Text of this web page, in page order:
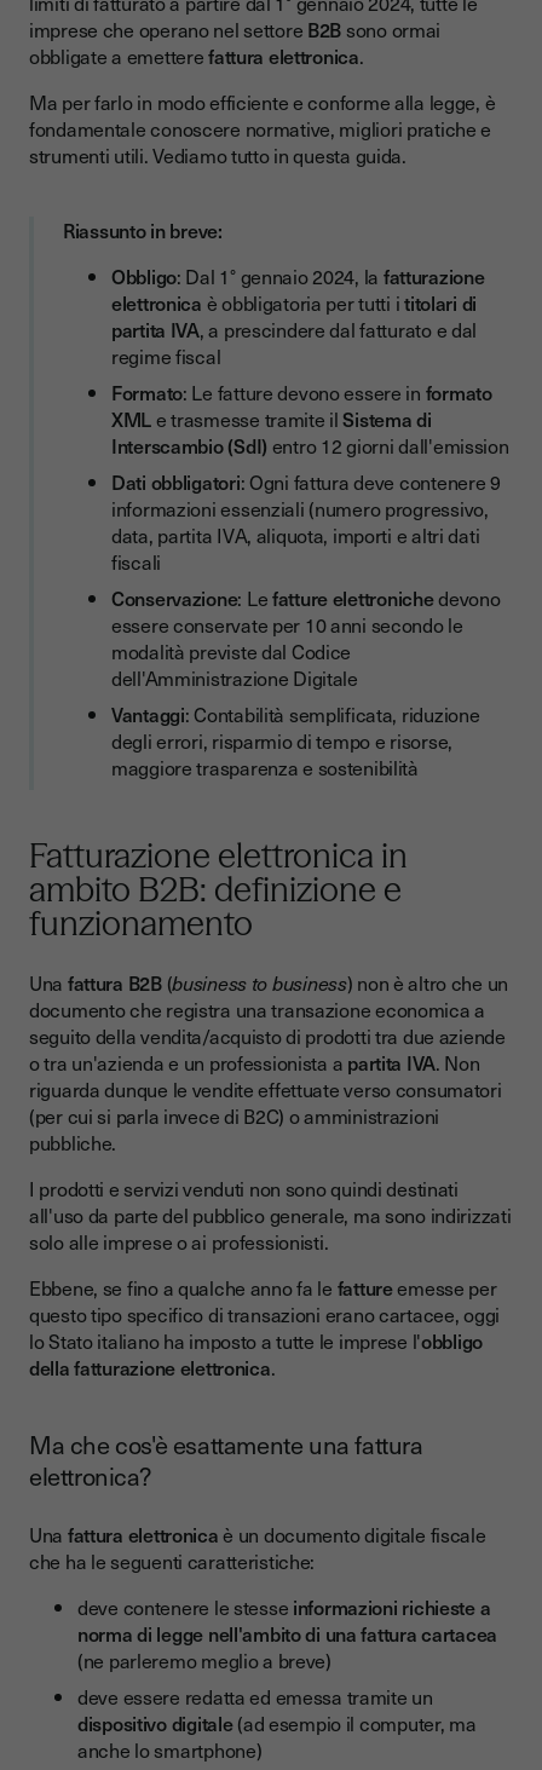
Quali informazioni deve contenere una fattura elettronica
B2B
Per quanto tempo devono essere conservate le fatture
elettroniche?
Buone pratiche per la fatturazione elettronica B2B
Checklist: come iniziare con la fatturazione elettronica
Scegliere una soluzione adatta alle proprie esigenze
Raccogliere i dati dei clienti
Configurare il Sistema di Interscambio
Emettere una fattura di test
Attivare la conservazione digitale
Inserire in fattura i dati e i termini di pagamento
Applicare una firma elettronica alle fatture
Conclusione
Scopri la firma elettronica facile e conforme di Youtrust
imprese che operano nel settore B2B sono ormai
obbligate a emetterefattura elettronica.
Ma per farlo in modo efficiente e conforme alla legge, è
fondamentale conoscere normative, migliori pratiche e
strumenti utili. Vediamo tutto in questa guida.
Riassunto in breve:
Obbligo: Dal 1° gennaio 2024, la fatturazione
elettronica è obbligatoria per tutti ititolari di
partita IVA, a prescindere dal fatturato e dal
regime fiscal
Formato: Le fatture devono essere in formato
XMLe trasmesse tramite ilSistema di
Interscambio (SdI) entro 12 giorni dall'emission
Dati obbligatori: Ogni fattura deve contenere 9
informazioni essenziali (numero progressivo,
data, partita IVA, aliquota, importi e altri dati
fiscali
Conservazione: Lefatture elettronichedevono
essere conservate per 10 anni secondo le
modalità previste dal Codice
dell'Amministrazione Digitale
Vantaggi: Contabilità semplificata, riduzione
degli errori, risparmio di tempo e risorse,
maggiore trasparenza e sostenibilità
Fatturazione elettronica in
ambito B2B: definizione e
funzionamento
Una fattura B2B(business to business) non è altro che un
documento che registra una transazione economica a
seguito della vendita/acquisto di prodotti tra due aziende
o tra un'azienda e un professionista a partita IVA. Non
riguarda dunque le vendite effettuate verso consumatori
(per cui si parla invece di B2C) o amministrazioni
pubbliche.
I prodotti e servizi venduti non sono quindi destinati
all'uso da parte del pubblico generale, ma sono indirizzati
solo alle imprese o ai professionisti.
Ebbene, se fino a qualche anno fa le fattureemesse per
questo tipo specifico di transazioni erano cartacee, oggi
lo Stato italiano ha imposto a tutte le imprese l'obbligo
della fatturazione elettronica.
Ma che cos'è esattamente una fattura
elettronica?
Una fattura elettronicaè un documento digitale fiscale
che ha le seguenti caratteristiche:
deve contenere le stesse informazioni richieste a
norma di legge nell'ambito di una fattura cartacea
(ne parleremo meglio a breve)
deve essere redatta ed emessa tramite un
dispositivo digitale(ad esempio il computer, ma
anche lo smartphone)